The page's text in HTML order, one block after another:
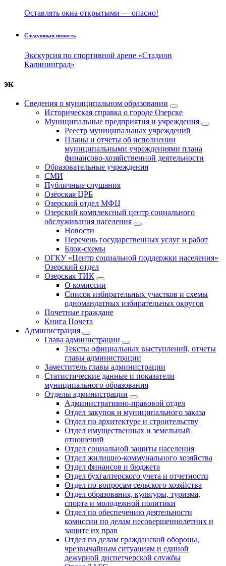
Оставлять окна открытыми — опасно!
Следующая новость
Экскурсия по спортивной арене «Стадион
Калининград»
эк
Сведения о муниципальном образовании
Историческая справка о городе Озерске
Муниципальные предприятия и учреждения
Реестр муниципальных учреждений
Планы и отчеты об исполнении
муниципальными учреждениями плана
финансово-хозяйственной деятельности
Образовательные учреждения
СМИ
Публичные слушания
Озёрская ЦРБ
Озерский отдел МФЦ
Озерский комплексный центр социального
обслуживания населения
Новости
Перечень государственных услуг и работ
Блок-схемы
ОГКУ «Центр социальной поддержки населения»
Озерский отдел
Озерская ТИК
О комиссии
Список избирательных участков и схемы
одномандатных избирательных округов
Почетные граждане
Книга Почета
Администрация
Глава администрации
Тексты официальных выступлений, отчеты
главы администрации
Заместитель главы администрации
Статистические данные и показатели
муниципального образования
Отделы администрации
Административно-правовой отдел
Отдел закупок и муниципального заказа
Отдел по архитектуре и строительству
Отдел имущественных и земельный
отношений
Отдел социальной защиты населения
Отдел жилищно-коммунального хозяйства
Отдел финансов и бюджета
Отдел бухгалтерского учета и отчетности
Отдел по вопросам сельского хозяйства
Отдел образования, культуры, туризма,
спорта и молодежной политики
Отдел по обеспечению деятельности
комиссии по делам несовершеннолетних и
защите их прав
Отдел по делам гражданской обороны,
чрезвычайным ситуациям и единой
дежурной диспетчерской службы